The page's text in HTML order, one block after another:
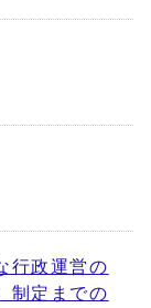
行政運営の
制定までの